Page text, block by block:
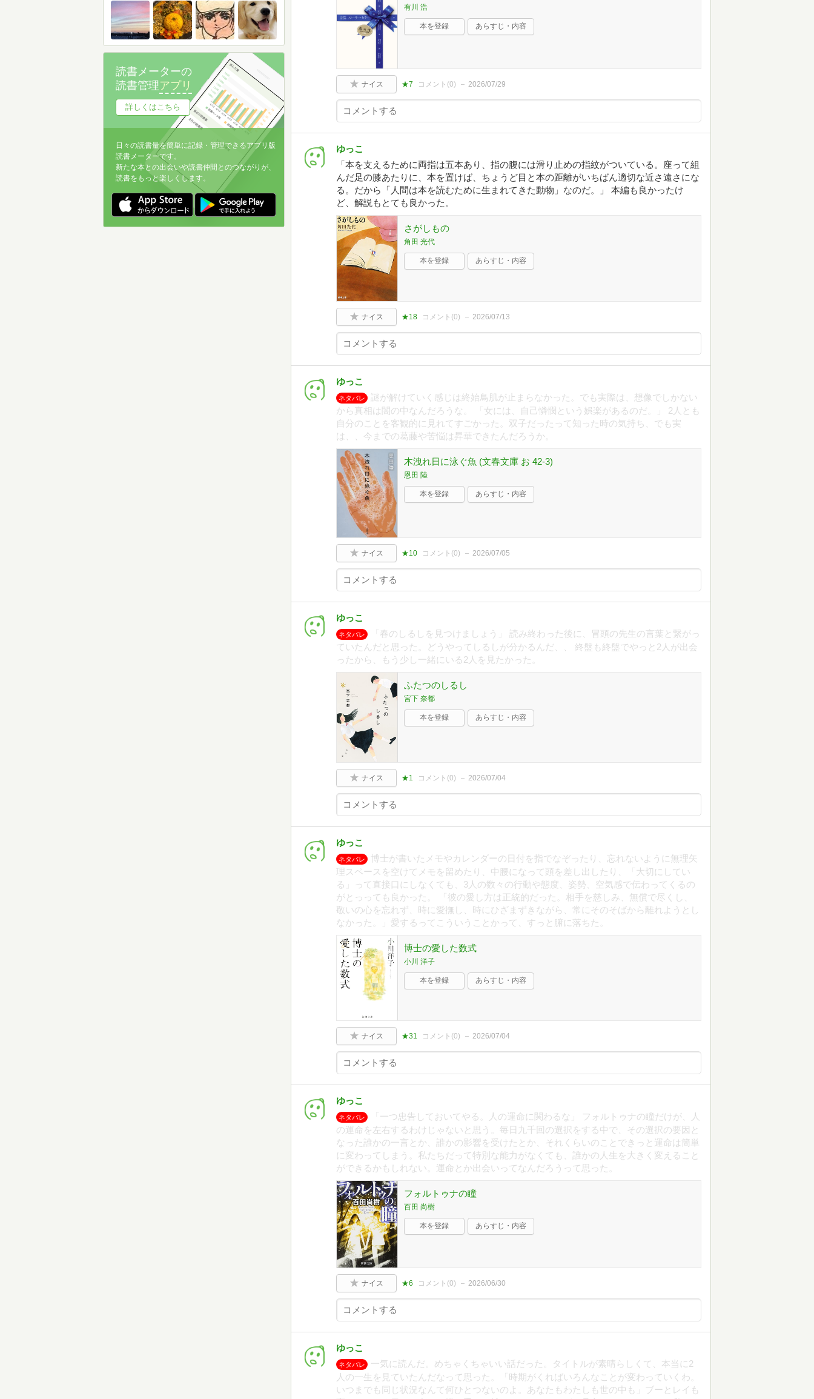
有川 浩
本を登録 あらすじ・内容
ナイス ★7 コメント(0) 2026/07/29
ゆっこ
「本を支えるために両指は五本あり、指の腹には滑り止めの指紋がついている。座って組
んだ足の膝あたりに、本を置けば、ちょうど目と本の距離がいちばん適切な近さ遠さにな
る。だから「人間は本を読むために生まれてきた動物」なのだ。」 本編も良かったけ
ど、解説もとても良かった。
さがしもの
角田 光代
本を登録 あらすじ・内容
ナイス ★18 コメント(0) 2026/07/13
ゆっこ
ネタバレ
謎が解けていく感じは終始鳥肌が止まらなかった。でも実際は、想像でしかない
から真相は闇の中なんだろうな。 「女には、自己憐憫という娯楽があるのだ。」 2人とも
自分のことを客観的に見れてすごかった。双子だったって知った時の気持ち、でも実
は、、今までの葛藤や苦悩は昇華できたんだろうか。
木洩れ日に泳ぐ魚 (文春文庫 お 42-3)
恩田 陸
本を登録 あらすじ・内容
ナイス ★10 コメント(0) 2026/07/05
ゆっこ
ネタバレ
「春のしるしを見つけましょう」 読み終わった後に、冒頭の先生の言葉と繋がっ
ていたんだと思った。どうやってしるしが分かるんだ、、 終盤も終盤でやっと2人が出会
ったから、もう少し一緒にいる2人を見たかった。
ふたつのしるし
宮下 奈都
本を登録 あらすじ・内容
ナイス ★1 コメント(0) 2026/07/04
ゆっこ
ネタバレ
博士が書いたメモやカレンダーの日付を指でなぞったり、忘れないように無理矢
理スペースを空けてメモを留めたり、中腰になって頭を差し出したり、「大切にしてい
る」って直接口にしなくても、3人の数々の行動や態度、姿勢、空気感で伝わってくるの
がとっっても良かった。 「彼の愛し方は正統的だった。相手を慈しみ、無償で尽くし、
敬いの心を忘れず、時に愛撫し、時にひざまずきながら、常にそのそばから離れようとし
なかった。」愛するってこういうことかって、すっと腑に落ちた。
博士の愛した数式
小川 洋子
本を登録 あらすじ・内容
ナイス ★31 コメント(0) 2026/07/04
ゆっこ
ネタバレ
「一つ忠告しておいてやる。人の運命に関わるな」 フォルトゥナの瞳だけが、人
の運命を左右するわけじゃないと思う。毎日九千回の選択をする中で、その選択の要因と
なった誰かの一言とか、誰かの影響を受けたとか、それくらいのことできっと運命は簡単
に変わってしまう。私たちだって特別な能力がなくても、誰かの人生を大きく変えること
ができるかもしれない。運命とか出会いってなんだろうって思った。
フォルトゥナの瞳
百田 尚樹
本を登録 あらすじ・内容
ナイス ★6 コメント(0) 2026/06/30
ゆっこ
ネタバレ
一気に読んだ。めちゃくちゃいい話だった。タイトルが素晴らしくて、本当に2
人の一生を見ていたんだなって思った。「時期がくればいろんなことが変わっていくわ。
いつまでも同じ状況なんて何ひとつないのよ。あなたもわたしも世の中も」ブーとレイも
読書メーターの
読書管理アプリ
詳しくはこちら
日々の読書量を簡単に記録・管理できるアプリ版
読書メーターです。
新たな本との出会いや読書仲間とのつながりが、
読書をもっと楽しくします。